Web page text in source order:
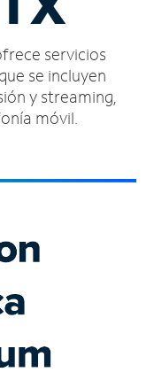
servicios
se incluyen
y streaming,
móvil.